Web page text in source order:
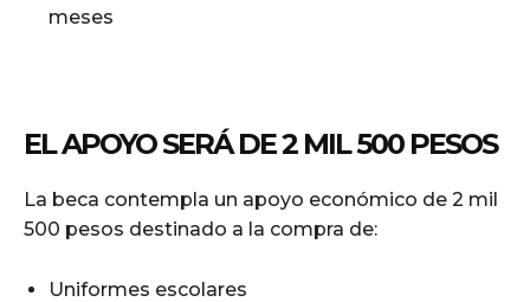
meses
EL APOYO SERÁ DE 2 MIL 500 PESOS
La beca contempla un apoyo económico de 2 mil
500 pesos destinado a la compra de:
Uniformes escolares